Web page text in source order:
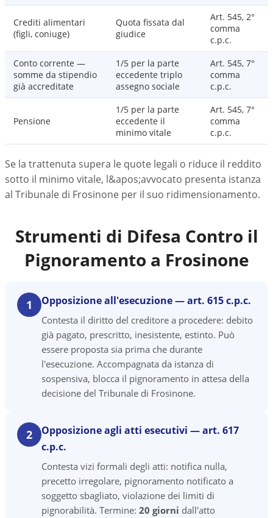
Crediti alimentari
(figli, coniuge)
Quota fissata dal
giudice
Art. 545, 2°
comma
c.p.c.
Conto corrente —
somme da stipendio
già accreditate
1/5 per la parte
eccedente triplo
assegno sociale
Art. 545, 7°
comma
c.p.c.
Pensione
1/5 per la parte
eccedente il
minimo vitale
Art. 545, 7°
comma
c.p.c.
Se la trattenuta supera le quote legali o riduce il reddito
sotto il minimo vitale, l&apos;avvocato presenta istanza
al Tribunale di Frosinone per il suo ridimensionamento.
Strumenti di Difesa Contro il
Pignoramento a Frosinone
1 Opposizione all'esecuzione — art. 615 c.p.c.
Contesta il diritto del creditore a procedere: debito
già pagato, prescritto, inesistente, estinto. Può
essere proposta sia prima che durante
l'esecuzione. Accompagnata da istanza di
sospensiva, blocca il pignoramento in attesa della
decisione del Tribunale di Frosinone.
2
Opposizione agli atti esecutivi — art. 617
c.p.c.
Contesta vizi formali degli atti: notifica nulla,
precetto irregolare, pignoramento notificato a
soggetto sbagliato, violazione dei limiti di
pignorabilità. Termine: 20 giorni dall'atto